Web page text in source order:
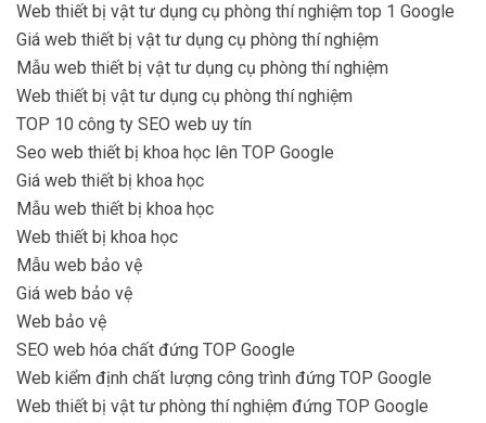
Web thiết bị vật tư dụng cụ phòng thí nghiệm top 1 Google
Giá web thiết bị vật tư dụng cụ phòng thí nghiệm
Mẫu web thiết bị vật tư dụng cụ phòng thí nghiệm
Web thiết bị vật tư dụng cụ phòng thí nghiệm
TOP 10 công ty SEO web uy tín
Seo web thiết bị khoa học lên TOP Google
Giá web thiết bị khoa học
Mẫu web thiết bị khoa học
Web thiết bị khoa học
Mẫu web bảo vệ
Giá web bảo vệ
Web bảo vệ
SEO web hóa chất đứng TOP Google
Web kiểm định chất lượng công trình đứng TOP Google
Web thiết bị vật tư phòng thí nghiệm đứng TOP Google